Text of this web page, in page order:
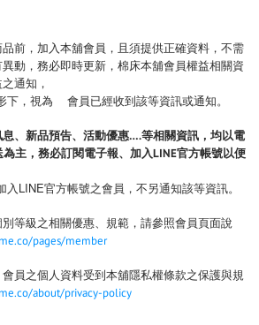
品前，加入本舖會員，且須提供正確資料，不需
動，務必即時更新，棉床本舖會員權益相關資
通知，
視為 會員已經收到該等資訊或通知。
、新品預告、活動優惠….等相關資訊，均以電
主，務必訂閱電子報、加入LINE官方帳號以便
官方帳號之會員，不另通知該等資訊。
別等級之相關優惠、規範，請參照會員頁面說
pages/member
會員之個人資料受到本舖隱私權條款之保護與規
about/privacy-policy